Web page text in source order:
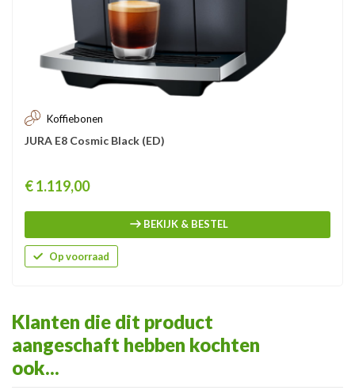
Koffiebonen
JURA E8 Cosmic Black (ED)
Prijs
€ 1.119,00
BEKIJK & BESTEL
Op voorraad
Klanten die dit product
aangeschaft hebben kochten
ook...